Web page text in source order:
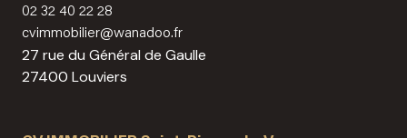
02 32 40 22 28
cvimmobilier@wanadoo.fr
27 rue du Général de Gaulle
27400 Louviers